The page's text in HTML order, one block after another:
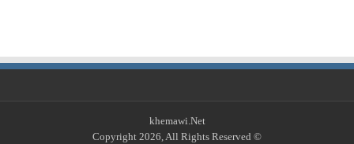
khemawi.Net
© Copyright 2026, All Rights Reserved